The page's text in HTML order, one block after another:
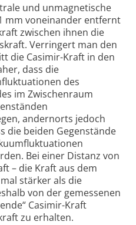
und unmagnetische
mm voneinander entfernt
zwischen ihnen die
Verringert man den
die Casimir-Kraft in den
dass die
des
im Zwischenraum
andernorts jedoch
die beiden Gegenstände
Bei einer Distanz von
– die Kraft aus dem
stärker als die
von der gemessenen
Casimir-Kraft
zu erhalten.